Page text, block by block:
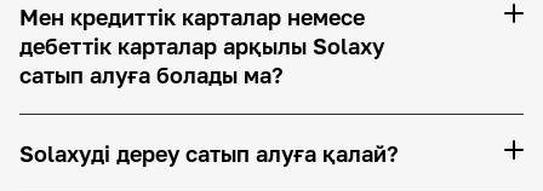
Мен кредиттік карталар немесе
дебеттік карталар арқылы Solaxy
сатып алуға болады ма?
Solaxyді дереу сатып алуға қалай?